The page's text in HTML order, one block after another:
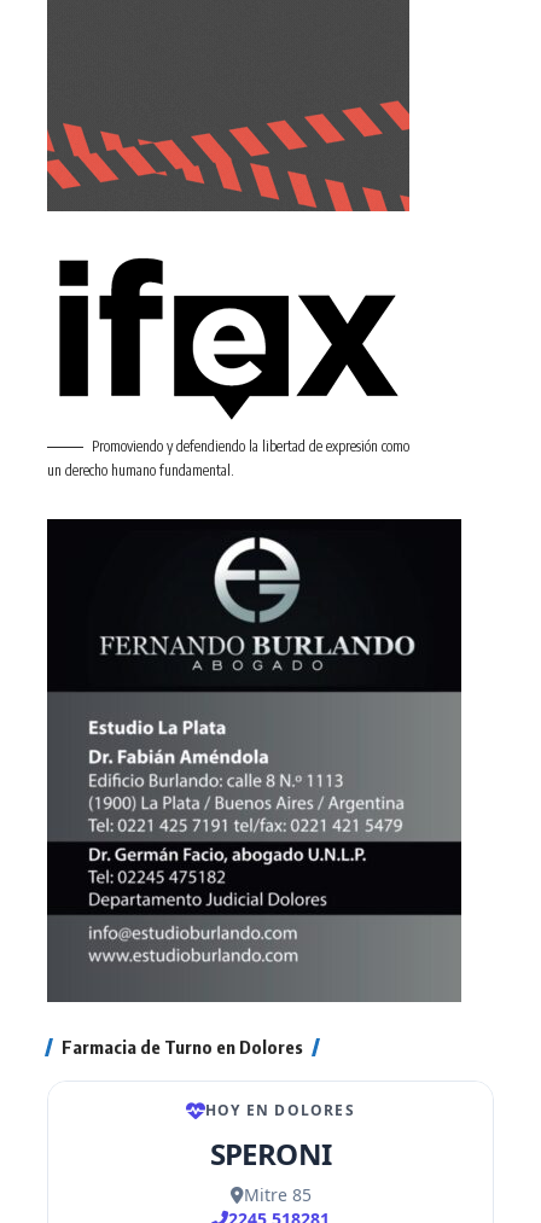
Promoviendo y defendiendo la libertad de expresión como
un derecho humano fundamental.
Farmacia de Turno en Dolores